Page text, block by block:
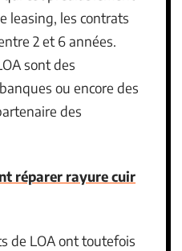
leasing, les contrats
2 et 6 années.
sont des
ou encore des
des
réparer rayure cuir
de LOA ont toutefois